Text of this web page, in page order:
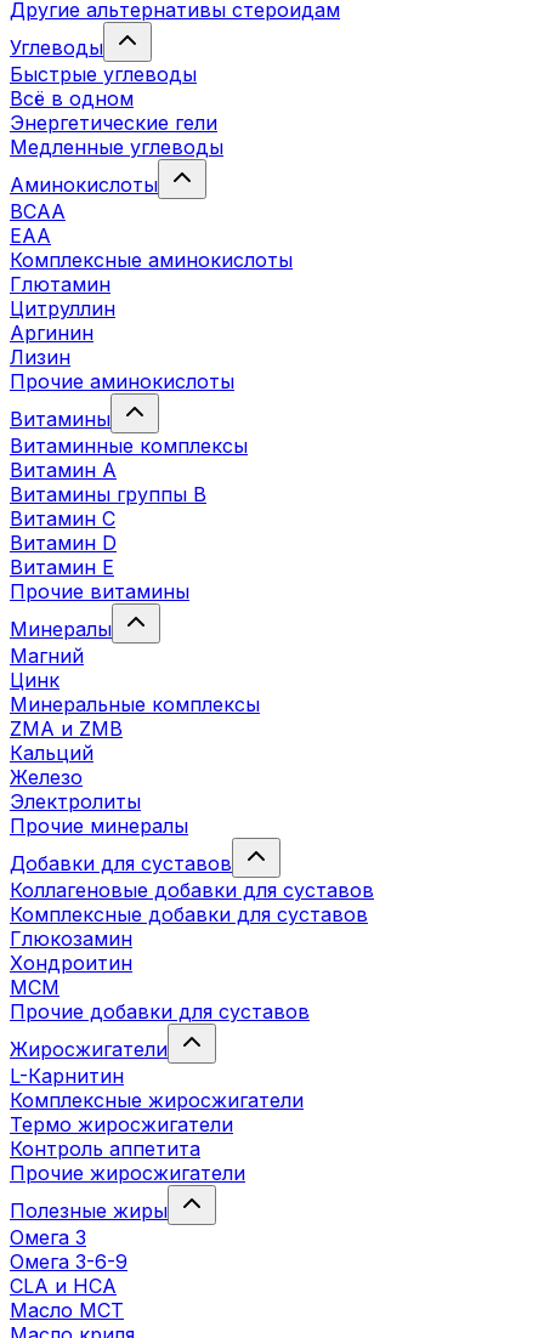
Другие альтернативы стероидам
Углеводы
Быстрые углеводы
Всё в одном
Энергетические гели
Медленные углеводы
Аминокислоты
BCAA
EAA
Комплексные аминокислоты
Глютамин
Цитруллин
Аргинин
Лизин
Прочие аминокислоты
Витамины
Витаминные комплексы
Витамин А
Витамины группы В
Витамин C
Витамин D
Витамин Е
Прочие витамины
Минералы
Магний
Цинк
Минеральные комплексы
ZMA и ZMB
Кальций
Железо
Электролиты
Прочие минералы
Добавки для суставов
Коллагеновые добавки для суставов
Комплексные добавки для суставов
Глюкозамин
Хондроитин
MCM
Прочие добавки для суставов
Жиросжигатели
L-Карнитин
Комплексные жиросжигатели
Термо жиросжигатели
Контроль аппетита
Прочие жиросжигатели
Полезные жиры
Омега 3
Омега 3-6-9
CLA и HCA
Масло МСТ